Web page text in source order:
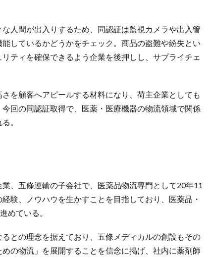
人間が出入りするため、同認証は監視カメラや出入管
しているかどうかをチェック。商品の盗難や紛失とい
ティを確保できるよう企業を後押しし、サプライチェ
を顧客へアピールする材料になり、荷主企業としても
回の同認証取得で、医薬・医療機器の物流領域で関係
。
、五條運輸の子会社で、医薬品物流専門として20年11
験、ノウハウを生かすことを目指しており、医薬品・
めている。
との理念を据えており、五條メディカルの創設もその
の物流」を展開することを信念に掲げ、社内に薬剤師